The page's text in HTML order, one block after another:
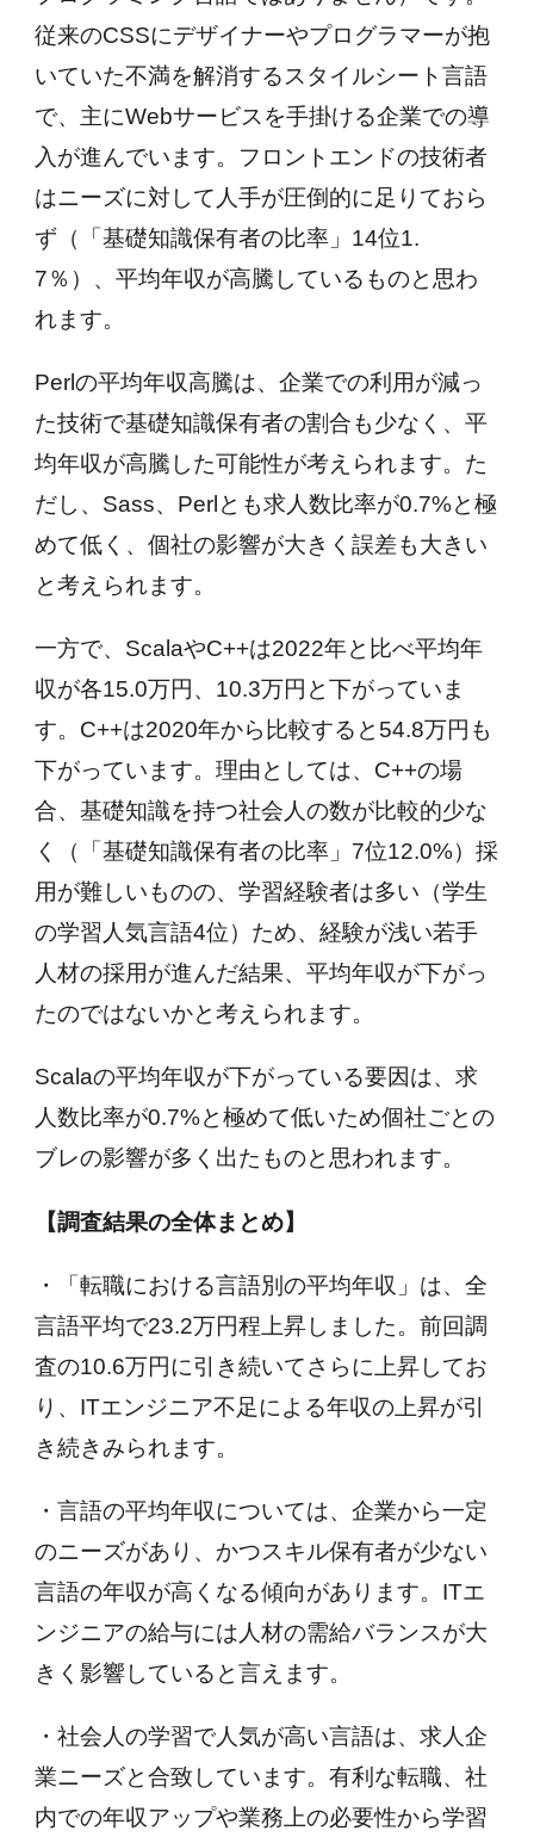
従来のCSSにデザイナーやプログラマーが抱
いていた不満を解消するスタイルシート言語
で、主にWebサービスを手掛ける企業での導
入が進んでいます。フロントエンドの技術者
はニーズに対して人手が圧倒的に足りておら
ず（「基礎知識保有者の比率」14位1.
7％）、平均年収が高騰しているものと思わ
れます。
Perlの平均年収高騰は、企業での利用が減っ
た技術で基礎知識保有者の割合も少なく、平
均年収が高騰した可能性が考えられます。た
だし、Sass、Perlとも求人数比率が0.7%と極
めて低く、個社の影響が大きく誤差も大きい
と考えられます。
一方で、ScalaやC++は2022年と比べ平均年
収が各15.0万円、10.3万円と下がっていま
す。C++は2020年から比較すると54.8万円も
下がっています。理由としては、C++の場
合、基礎知識を持つ社会人の数が比較的少な
く（「基礎知識保有者の比率」7位12.0%）採
用が難しいものの、学習経験者は多い（学生
の学習人気言語4位）ため、経験が浅い若手
人材の採用が進んだ結果、平均年収が下がっ
たのではないかと考えられます。
Scalaの平均年収が下がっている要因は、求
人数比率が0.7%と極めて低いため個社ごとの
ブレの影響が多く出たものと思われます。
【調査結果の全体まとめ】
・「転職における言語別の平均年収」は、全
言語平均で23.2万円程上昇しました。前回調
査の10.6万円に引き続いてさらに上昇してお
り、ITエンジニア不足による年収の上昇が引
き続きみられます。
・言語の平均年収については、企業から一定
のニーズがあり、かつスキル保有者が少ない
言語の年収が高くなる傾向があります。ITエ
ンジニアの給与には人材の需給バランスが大
きく影響していると言えます。
・社会人の学習で人気が高い言語は、求人企
業ニーズと合致しています。有利な転職、社
内での年収アップや業務上の必要性から学習